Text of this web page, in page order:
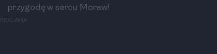
przygodę w sercu Moraw!
REKLAMA